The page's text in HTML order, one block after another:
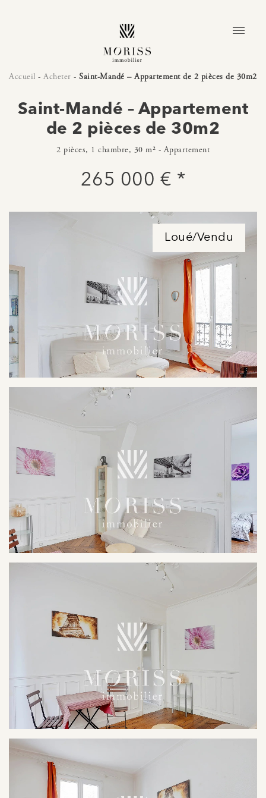
Accueil - Acheter - Saint-Mandé – Appartement de 2 pièces de 30m2
Saint-Mandé – Appartement
de 2 pièces de 30m2
2 pièces, 1 chambre, 30 m² - Appartement
265 000 € *
Loué/Vendu